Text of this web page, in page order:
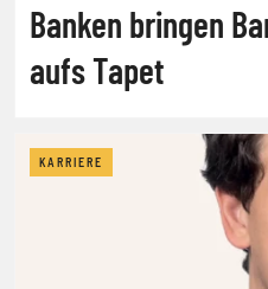
Banken bringen
aufs Tapet
KARRIERE